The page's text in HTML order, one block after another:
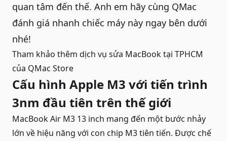
quan tâm đến thế. Anh em hãy cùng QMac
đánh giá nhanh chiếc máy này ngay bên dưới
nhé!
Tham khảo thêm dịch vụ sửa MacBook tại TPHCM
của QMac Store
Cấu hình Apple M3 với tiến trình
3nm đầu tiên trên thế giới
MacBook Air M3 13 inch mang đến một bước nhảy
lớn về hiệu năng với con chip M3 tiên tiến. Được chế